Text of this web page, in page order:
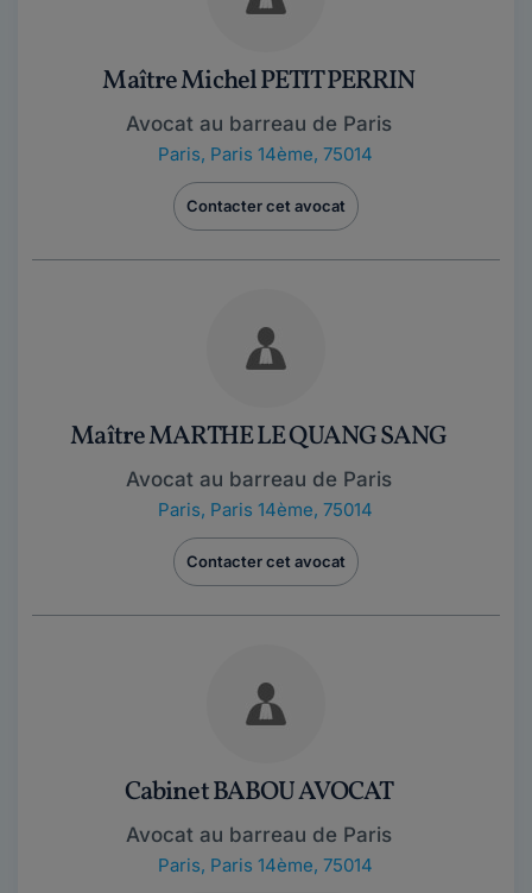
Maître Michel PETIT PERRIN
Avocat au barreau de Paris
Paris, Paris 14ème, 75014
Contacter cet avocat
Maître MARTHE LE QUANG SANG
Avocat au barreau de Paris
Paris, Paris 14ème, 75014
Contacter cet avocat
Cabinet BABOU AVOCAT
Avocat au barreau de Paris
Paris, Paris 14ème, 75014